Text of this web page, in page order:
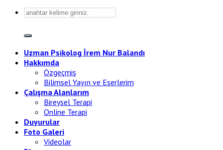
Uzman Psikolog İrem Nur Balandı
Hakkımda
Özgeçmiş
Bilimsel Yayın ve Eserlerim
Çalışma Alanlarım
Bireysel Terapi
Online Terapi
Duyurular
Foto Galeri
Videolar